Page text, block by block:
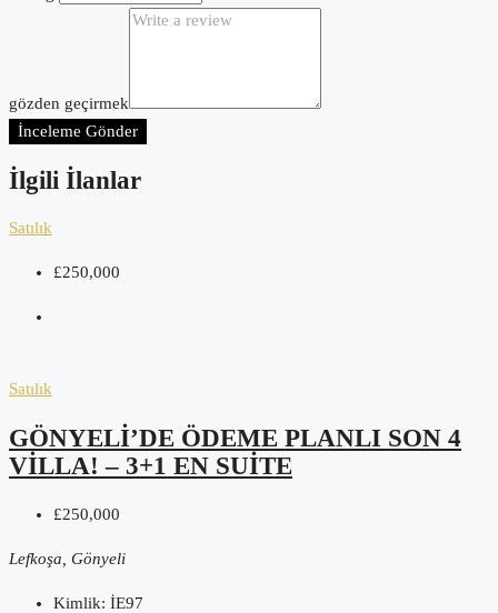
gözden geçirmek
İnceleme Gönder
İlgili İlanlar
Satılık
£250,000
Satılık
GÖNYELI’DE ÖDEME PLANLI SON 4
VILLA! – 3+1 EN SUITE
£250,000
Lefkoşa, Gönyeli
Kimlik: İE97